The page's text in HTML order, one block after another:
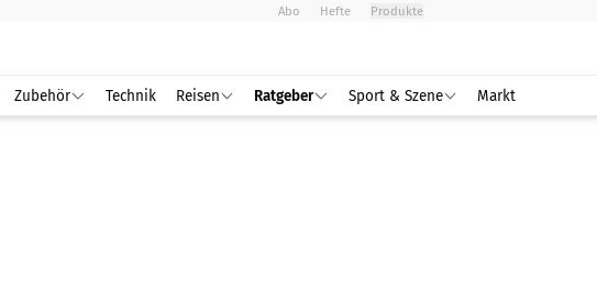
Abo Hefte Produkte
Zubehör Technik Reisen Ratgeber Sport & Szene Markt